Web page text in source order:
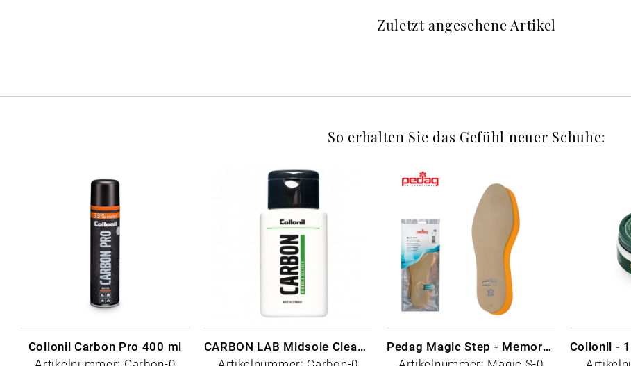
Zuletzt angesehene Artikel
So erhalten Sie das Gefühl neuer Schuhe:
Collonil Carbon Pro 400 ml
CARBON LAB Midsole Cleaner
Pedag Magic Step - Memory Schaum